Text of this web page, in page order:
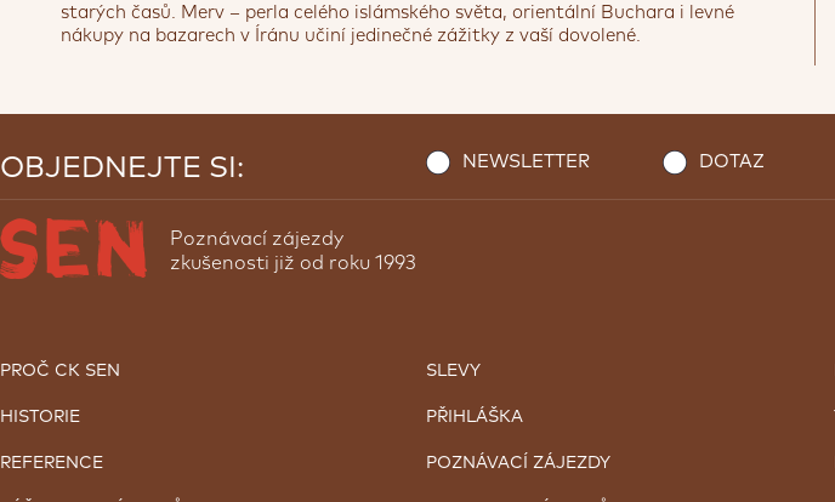
Mešita v Gypjaku patří mezi největší ve Střední Asii
starých časů. Merv – perla celého islámského světa, orientální Buchara i levné
nákupy na bazarech v Íránu učiní jedinečné zážitky z vaší dovolené.
OBJEDNEJTE SI: NEWSLETTER DOTAZ
Poznávací zájezdy
zkušenosti již od roku 1993
PROČ CK SEN
HISTORIE
REFERENCE
SLEVY
PŘIHLÁŠKA
POZNÁVACÍ ZÁJEZDY